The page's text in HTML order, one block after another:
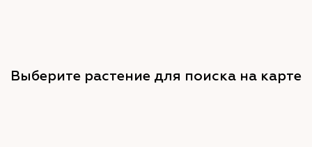
Выберите растение для поиска на карте